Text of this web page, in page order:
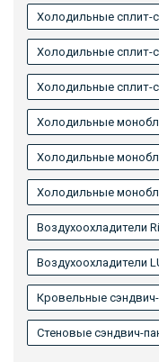
Холодильные сплит-
Холодильные сплит-
Холодильные сплит-
Холодильные
Холодильные
Холодильные
Воздухоохладители
Воздухоохладители
Кровельные
Стеновые сэндвич-